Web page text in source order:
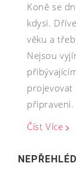
Koně se
kdysi.
věku a
Nejsou
projevovat
Číst Více